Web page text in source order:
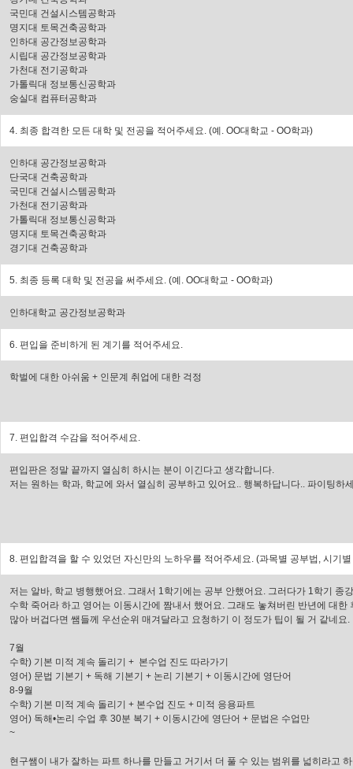
국민대 건설시스템공학과
명지대 토목건축공학과
인하대 공간정보공학과
시립대 공간정보공학과
가천대 전기공학과
가톨릭대 정보통신공학과
숭실대 컴퓨터공학과
4. 최종 합격한 모든 대학 및 전공을 적어주세요. (예. OO대학교 - OO학과)
인하대 공간정보공학과
단국대 건축공학과
국민대 건설시스템공학과
가천대 전기공학과
가톨릭대 정보통신공학과
명지대 토목건축공학과
경기대 건축공학과
5. 최종 등록 대학 및 전공을 써주세요. (예. OO대학교 - OO학과)
인하대학교 공간정보공학과
6. 편입을 준비하게 된 계기를 적어주세요.
학벌에 대한 아쉬움 + 인문계 취업에 대한 걱정
7. 편입합격 수감을 적어주세요.
편입판은 정말 끝까지 열심히 하시는 분이 이긴다고 생각합니다.
저는 원하는 학과, 학교에 와서 열심히 공부하고 있어요.. 행복하답니다.. 파이팅하
8. 편입합격을 할 수 있었던 자신만의 노하우를 적어주세요. (과목별 공부법, 시기
저는 알바, 학교 병행했어요. 그래서 1학기에는 공부 안했어요. 그러다가 1학기
수학 죽어라 하고 영어는 이동시간에 짬내서 했어요. 그래도 놓쳐버린 반년에 대
많아 버겁다면 쌤들께 우선순위 매겨달라고 요청하기 이 정도가 팁이 될 거 같네요.
7월
수학) 기본 미적 계속 돌리기 + 본수업 진도 따라가기
영어) 문법 기본기 + 독해 기본기 + 논리 기본기 + 이동시간에 영단어
8-9월
수학) 기본 미적 계속 돌리기 + 본수업 진도 + 미적 응용파트
영어) 독해•논리 수업 후 30분 복기 + 이동시간에 영단어 + 문법은 수업만
~
현구쌤이 내가 잘하는 파트 하나를 만들고 거기서 더 풀 수 있는 범위를 넓히라고